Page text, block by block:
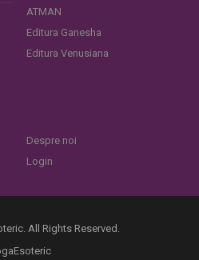
ATMAN
Editura Ganesha
Editura Venusiana
Despre noi
Login
All Rights Reserved.